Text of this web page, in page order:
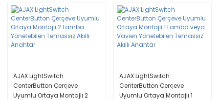
AJAX LightSwitch
CenterButton Çerçeve
Uyumlu Ortaya Montajlı 2
AJAX LightSwitch
CenterButton Çerçeve
Uyumlu Ortaya Montajlı 1